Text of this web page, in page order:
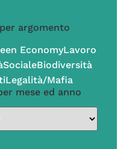
argomento
EconomyLavoro
SocialeBiodiversità
Legalità/Mafia
mese ed anno